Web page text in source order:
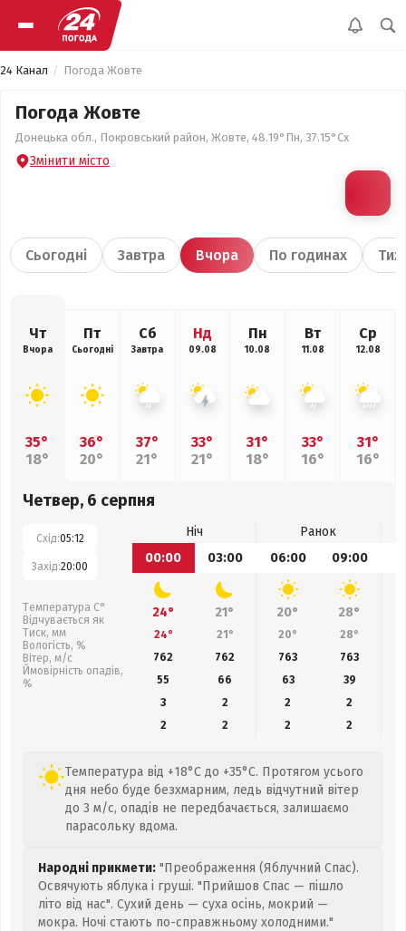
24 Канал Погода Жовте
Погода Жовте
Донецька обл., Покровський район, Жовте, 48.19°Пн, 37.15°Сх
Змінити місто
Сьогодні Завтра Вчора По годинах
Чт
Вчора
35°
18°
Пт
Сьогодні
36°
20°
Сб
Завтра
37°
21°
Нд
09.08
33°
21°
Пн
10.08
31°
18°
Вт
11.08
33°
16°
Ср
12.08
31°
16°
Четвер, 6 серпня
Схід:05:12
Захід:20:00
Температура С°
Відчувається як
Тиск, мм
Вологість, %
Вітер, м/с
Ймовірність опадів,
%
Ніч
Ранок
00:00
03:00 06:00 09:00
24° 21° 20° 28°
24° 21° 20° 28°
762
762 763 763
55
66 63 39
3
2 2
2
2
2 2 2
Температура від +18°C до +35°C. Протягом усього
дня небо буде безхмарним, ледь відчутний вітер
до 3 м/с, опадів не передбачається, залишаємо
парасольку вдома.
Народні прикмети: "Преображення (Яблучний Спас).
Освячують яблука і груші. "Прийшов Спас — пішло
літо від нас". Сухий день — суха осінь, мокрий —
мокра. Ночі стають по-справжньому холодними."